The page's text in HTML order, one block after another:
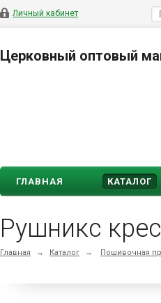
Личный кабинет
Церковный оптовый
ГЛАВНАЯ КАТАЛОГ
Рушникс
Главная → Каталог → Пошивочная